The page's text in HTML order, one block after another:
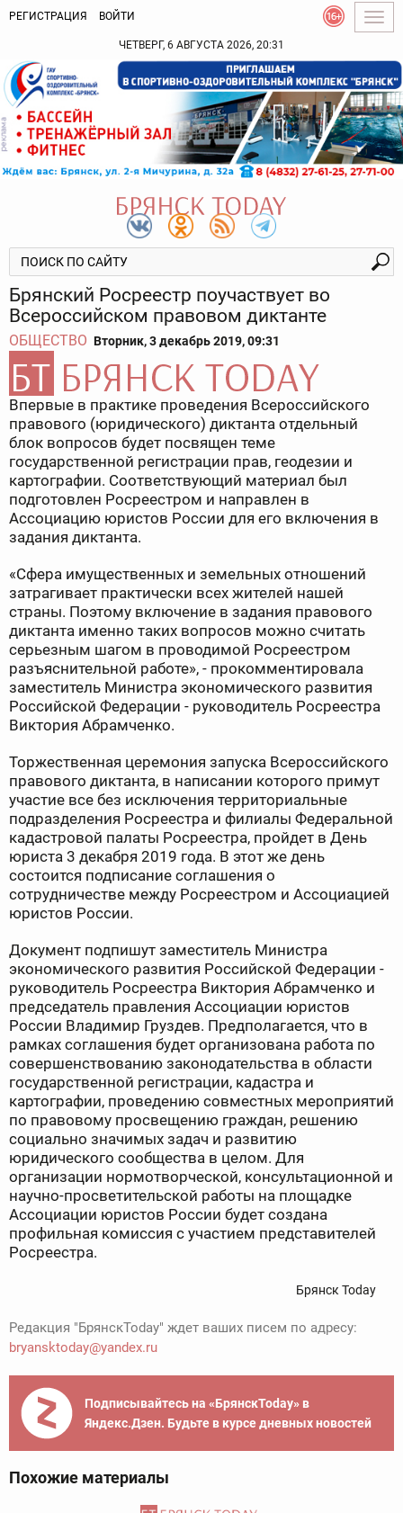
РЕГИСТРАЦИЯ ВОЙТИ
ЧЕТВЕРГ, 6 АВГУСТА 2026, 20:31
Брянский Росреестр поучаствует во
Всероссийском правовом диктанте
ОБЩЕСТВО Вторник, 3 декабрь 2019, 09:31
Впервые в практике проведения Всероссийского
правового (юридического) диктанта отдельный
блок вопросов будет посвящен теме
государственной регистрации прав, геодезии и
картографии. Соответствующий материал был
подготовлен Росреестром и направлен в
Ассоциацию юристов России для его включения в
задания диктанта.
«Сфера имущественных и земельных отношений
затрагивает практически всех жителей нашей
страны. Поэтому включение в задания правового
диктанта именно таких вопросов можно считать
серьезным шагом в проводимой Росреестром
разъяснительной работе», - прокомментировала
заместитель Министра экономического развития
Российской Федерации - руководитель Росреестра
Виктория Абрамченко.
Торжественная церемония запуска Всероссийского
правового диктанта, в написании которого примут
участие все без исключения территориальные
подразделения Росреестра и филиалы Федеральной
кадастровой палаты Росреестра, пройдет в День
юриста 3 декабря 2019 года. В этот же день
состоится подписание соглашения о
сотрудничестве между Росреестром и Ассоциацией
юристов России.
Документ подпишут заместитель Министра
экономического развития Российской Федерации -
руководитель Росреестра Виктория Абрамченко и
председатель правления Ассоциации юристов
России Владимир Груздев. Предполагается, что в
рамках соглашения будет организована работа по
совершенствованию законодательства в области
государственной регистрации, кадастра и
картографии, проведению совместных мероприятий
по правовому просвещению граждан, решению
социально значимых задач и развитию
юридического сообщества в целом. Для
организации нормотворческой, консультационной и
научно-просветительской работы на площадке
Ассоциации юристов России будет создана
профильная комиссия с участием представителей
Росреестра.
Брянск Today
Редакция "БрянскToday" ждет ваших писем по адресу:
bryansktoday@yandex.ru
Подписывайтесь на «БрянскToday» в
Яндекс.Дзен. Будьте в курсе дневных новостей
Похожие материалы